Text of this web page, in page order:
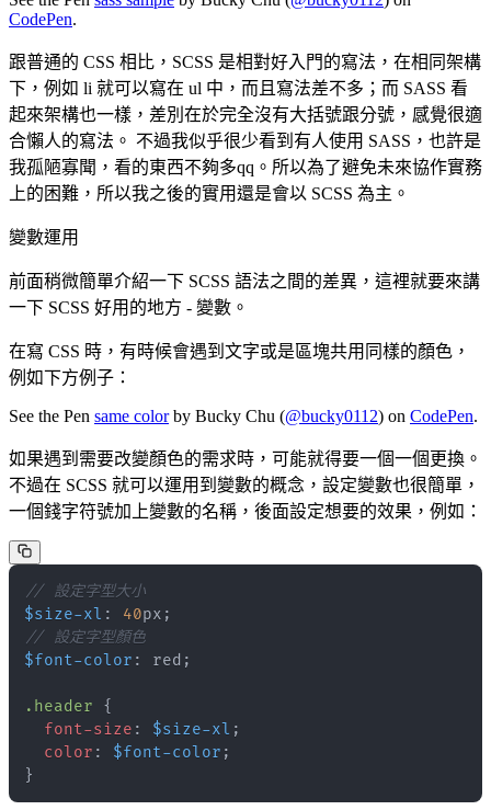
CodePen.
跟普通的 CSS 相比，SCSS 是相對好入門的寫法，在相同架構
下，例如 li 就可以寫在 ul 中，而且寫法差不多；而 SASS 看
起來架構也一樣，差別在於完全沒有大括號跟分號，感覺很適
合懶人的寫法。 不過我似乎很少看到有人使用 SASS，也許是
我孤陋寡聞，看的東西不夠多qq。所以為了避免未來協作實務
上的困難，所以我之後的實用還是會以 SCSS 為主。
變數運用
前面稍微簡單介紹一下 SCSS 語法之間的差異，這裡就要來講
一下 SCSS 好用的地方 - 變數。
在寫 CSS 時，有時候會遇到文字或是區塊共用同樣的顏色，
例如下方例子：
See the Pen same colorby Bucky Chu (@bucky0112) on CodePen.
如果遇到需要改變顏色的需求時，可能就得要一個一個更換。
不過在 SCSS 就可以運用到變數的概念，設定變數也很簡單，
一個錢字符號加上變數的名稱，後面設定想要的效果，例如：
// 設定字型大小
$size-xl : 40px ;
// 設定字型顏色
$font-color : red ;
.header {
font-size : $size-xl ;
color : $font-color ;
}